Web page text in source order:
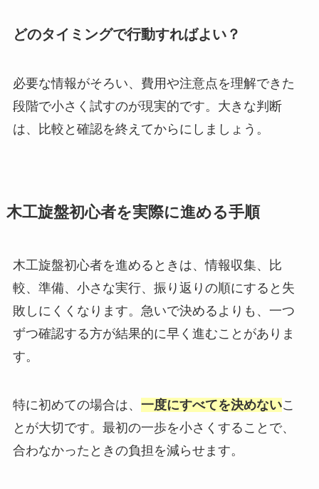
どのタイミングで行動すればよい？
必要な情報がそろい、費用や注意点を理解できた
段階で小さく試すのが現実的です。大きな判断
は、比較と確認を終えてからにしましょう。
木工旋盤初心者を実際に進める手順
木工旋盤初心者を進めるときは、情報収集、比
較、準備、小さな実行、振り返りの順にすると失
敗しにくくなります。急いで決めるよりも、一つ
ずつ確認する方が結果的に早く進むことがありま
す。
特に初めての場合は、 一度にすべてを決めないこ
とが大切です。最初の一歩を小さくすることで、
合わなかったときの負担を減らせます。